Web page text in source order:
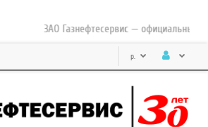
ЗАО Газнефтесервис — официальный
р.